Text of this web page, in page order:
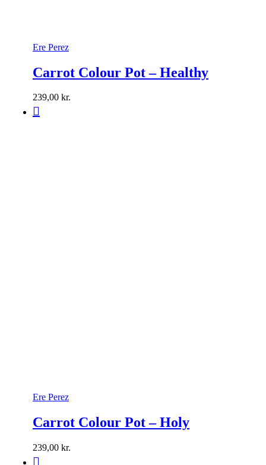
Ere Perez
Carrot Colour Pot – Healthy
239,00 kr.
Ere Perez
Carrot Colour Pot – Holy
239,00 kr.